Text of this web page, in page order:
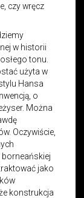
czy wręcz
w historii
tonu.
użyta w
Hansa
o
Można
Oczywiście,
jako
konstrukcja